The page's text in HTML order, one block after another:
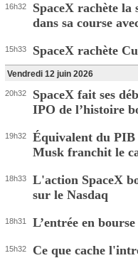
16h32
SpaceX rachète
dans sa course
15h33 SpaceX rachète
Vendredi 12 juin 2026
20h32
SpaceX fait ses
IPO de l’histoire
19h32
Équivalent du PIB
Musk franchit le
18h33
L'action SpaceX
sur le Nasdaq
18h31 L’entrée en
15h32 Ce que cache